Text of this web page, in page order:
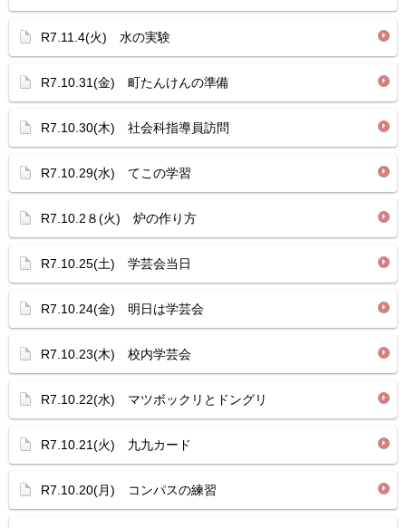
R7.11.4(火) 水の実験
R7.10.31(金) 町たんけんの準備
R7.10.30(木) 社会科指導員訪問
R7.10.29(水) てこの学習
R7.10.2８(火) 炉の作り方
R7.10.25(土) 学芸会当日
R7.10.24(金) 明日は学芸会
R7.10.23(木) 校内学芸会
R7.10.22(水) マツボックリとドングリ
R7.10.21(火) 九九カード
R7.10.20(月) コンパスの練習